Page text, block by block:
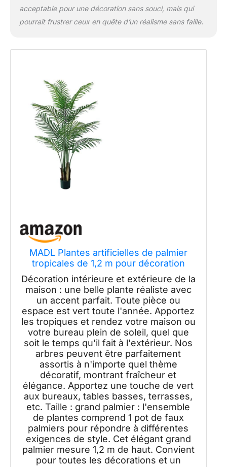
acceptable pour une décoration sans souci, mais qui
pourrait frustrer ceux en quête d’un réalisme sans faille.
MADL Plantes artificielles de palmier
tropicales de 1,2 m pour décoration
extérieure de bureau
Décoration intérieure et extérieure de la
maison : une belle plante réaliste avec
un accent parfait. Toute pièce ou
espace est vert toute l'année. Apportez
les tropiques et rendez votre maison ou
votre bureau plein de soleil, quel que
soit le temps qu'il fait à l'extérieur. Nos
arbres peuvent être parfaitement
assortis à n'importe quel thème
décoratif, montrant fraîcheur et
élégance. Apportez une touche de vert
aux bureaux, tables basses, terrasses,
etc. Taille : grand palmier : l'ensemble
de plantes comprend 1 pot de faux
palmiers pour répondre à différentes
exigences de style. Cet élégant grand
palmier mesure 1,2 m de haut. Convient
pour toutes les décorations et un